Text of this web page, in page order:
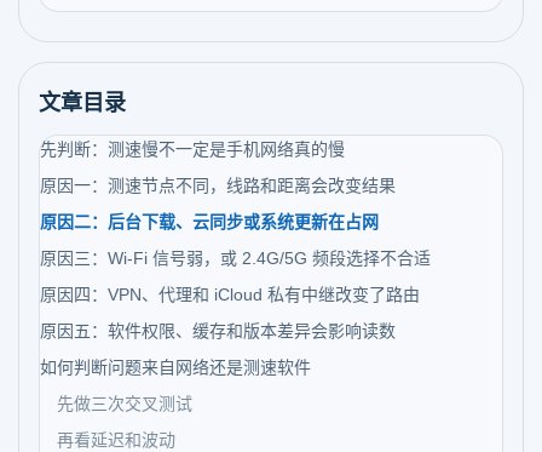
文章目录
先判断：测速慢不一定是手机网络真的慢
原因一：测速节点不同，线路和距离会改变结果
原因二：后台下载、云同步或系统更新在占网
原因三：Wi-Fi 信号弱，或 2.4G/5G 频段选择不合适
原因四：VPN、代理和 iCloud 私有中继改变了路由
原因五：软件权限、缓存和版本差异会影响读数
如何判断问题来自网络还是测速软件
先做三次交叉测试
再看延迟和波动